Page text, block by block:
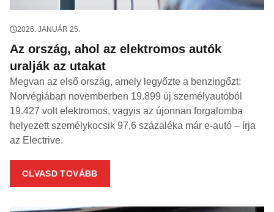
2026. JANUÁR 25.
Az ország, ahol az elektromos autók
uralják az utakat
Megvan az első ország, amely legyőzte a benzingőzt:
Norvégiában novemberben 19.899 új személyautóból
19.427 volt elektromos, vagyis az újonnan forgalomba
helyezett személykocsik 97,6 százaléka már e-autó – írja
az Electrive.
OLVASD TOVÁBB